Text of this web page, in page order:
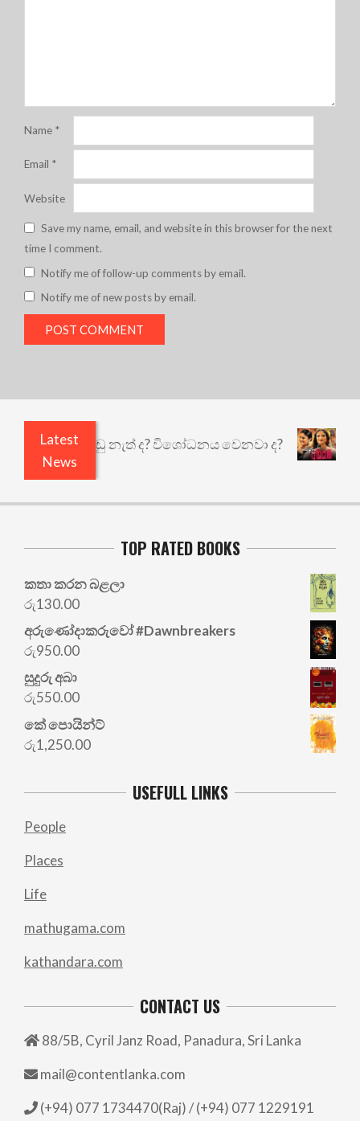
Name *
Email *
Website
Save my name, email, and website in this browser for the next
time I comment.
Notify me of follow-up comments by email.
Notify me of new posts by email.
Latest
News
ඇතුළෙයි කුඩු නැත් ද? විශෝධනය වෙනවා ද?
TOP RATED BOOKS
කතා කරන බළලා
රු130.00
අරු‍ණෝදාකරුවෝ #Dawnbreakers
රු950.00
සුදුරු අබා
රු550.00
කේ පොයින්ට්
රු1,250.00
USEFULL LINKS
People
Places
Life
mathugama.com
kathandara.com
CONTACT US
88/5B, Cyril Janz Road, Panadura, Sri Lanka
mail@contentlanka.com
(+94) 077 1734470(Raj) / (+94) 077 1229191